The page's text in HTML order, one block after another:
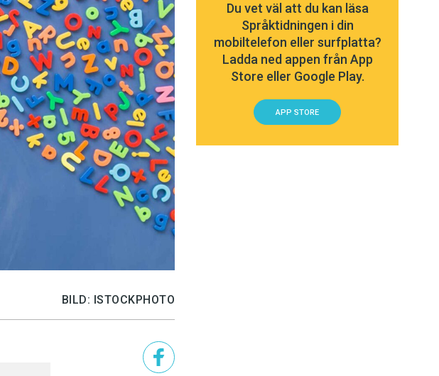
BILD: ISTOCKPHOTO
Du vet väl att du kan läsa
Språktidningen i din
mobiltelefon eller surfplatta?
Ladda ned appen från App
Store eller Google Play.
APP STORE